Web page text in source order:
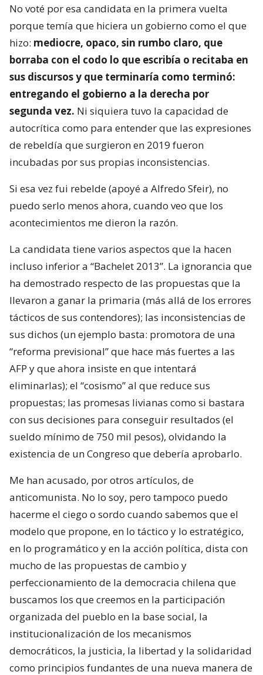
No voté por esa candidata en la primera vuelta
porque temía que hiciera un gobierno como el que
hizo: mediocre, opaco, sin rumbo claro, que
borraba con el codo lo que escribía o recitaba en
sus discursos y que terminaría como terminó:
entregando el gobierno a la derecha por
segunda vez. Ni siquiera tuvo la capacidad de
autocrítica como para entender que las expresiones
de rebeldía que surgieron en 2019 fueron
incubadas por sus propias inconsistencias.
Si esa vez fui rebelde (apoyé a Alfredo Sfeir), no
puedo serlo menos ahora, cuando veo que los
acontecimientos me dieron la razón.
La candidata tiene varios aspectos que la hacen
incluso inferior a “Bachelet 2013”. La ignorancia que
ha demostrado respecto de las propuestas que la
llevaron a ganar la primaria (más allá de los errores
tácticos de sus contendores); las inconsistencias de
sus dichos (un ejemplo basta: promotora de una
“reforma previsional” que hace más fuertes a las
AFP y que ahora insiste en que intentará
eliminarlas); el “cosismo” al que reduce sus
propuestas; las promesas livianas como si bastara
con sus decisiones para conseguir resultados (el
sueldo mínimo de 750 mil pesos), olvidando la
existencia de un Congreso que debería aprobarlo.
Me han acusado, por otros artículos, de
anticomunista. No lo soy, pero tampoco puedo
hacerme el ciego o sordo cuando sabemos que el
modelo que propone, en lo táctico y lo estratégico,
en lo programático y en la acción política, dista con
mucho de las propuestas de cambio y
perfeccionamiento de la democracia chilena que
buscamos los que creemos en la participación
organizada del pueblo en la base social, la
institucionalización de los mecanismos
democráticos, la justicia, la libertad y la solidaridad
como principios fundantes de una nueva manera de